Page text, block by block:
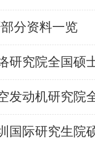
分资料一览
国际研究生院